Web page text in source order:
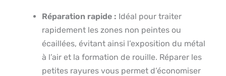
Réparation rapide : Idéal pour traiter
rapidement les zones non peintes ou
écaillées, évitant ainsi l’exposition du métal
à l’air et la formation de rouille. Réparer les
petites rayures vous permet d’économiser